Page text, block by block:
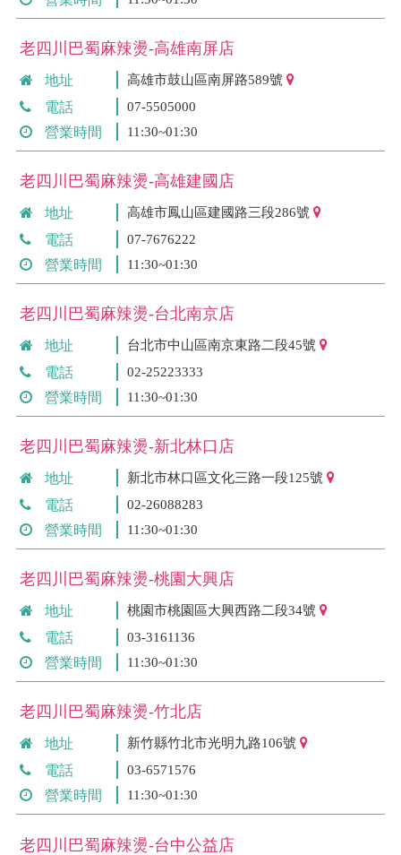
老四川巴蜀麻辣燙-高雄南屏店
地址 高雄市鼓山區南屏路589號
電話 07-5505000
營業時間 11:30~01:30
老四川巴蜀麻辣燙-高雄建國店
地址 高雄市鳳山區建國路三段286號
電話 07-7676222
營業時間 11:30~01:30
老四川巴蜀麻辣燙-台北南京店
地址 台北市中山區南京東路二段45號
電話 02-25223333
營業時間 11:30~01:30
老四川巴蜀麻辣燙-新北林口店
地址 新北市林口區文化三路一段125號
電話 02-26088283
營業時間 11:30~01:30
老四川巴蜀麻辣燙-桃園大興店
地址 桃園市桃園區大興西路二段34號
電話 03-3161136
營業時間 11:30~01:30
老四川巴蜀麻辣燙-竹北店
地址 新竹縣竹北市光明九路106號
電話 03-6571576
營業時間 11:30~01:30
老四川巴蜀麻辣燙-台中公益店